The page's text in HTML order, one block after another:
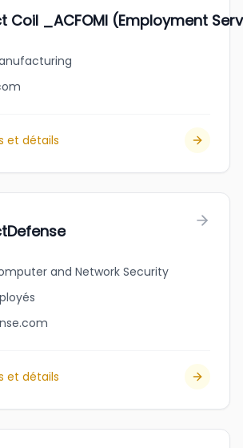
Coil _ACFOMI (Employment
et détails
and Network Security
et détails